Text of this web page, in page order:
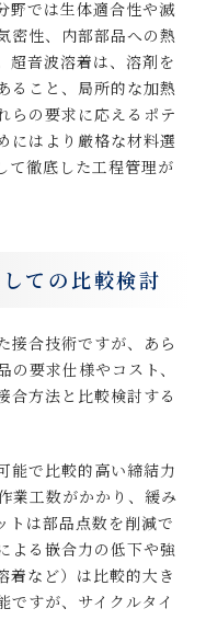
野では生体適合性や滅
密性、内部部品への熱
超音波溶着は、溶剤を
ること、局所的な加熱
らの要求に応えるポテ
にはより厳格な材料選
て徹底した工程管理が
ての比較検討
接合技術ですが、あら
要求仕様やコスト、
合方法と比較検討する
能で比較的高い締結力
業工数がかかり、緩み
トは部品点数を削減で
よる嵌合力の低下や強
着など）は比較的大き
すが、サイクルタイ